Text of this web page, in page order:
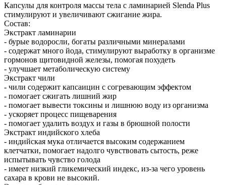
Капсулы для контроля массы тела с ламинарией Slenda Plus
стимулируют и увеличивают сжигание жира.
Состав:
Экстракт ламинарии
- бурые водоросли, богаты различными минералами
- содержат много йода, стимулируют выработку в организме
гормонов щитовидной железы, помогая похудеть
- улучшает метаболическую систему
Экстракт чили
- чили содержит капсаицин с согревающим эффектом
- помогает сжигать лишний жир
- помогает вывести токсины и лишнюю воду из организма
- ускоряет процесс пищеварения
- помогает удалить воздух и газы в брюшной полости
Экстракт индийского хлеба
- индийская мука отличается высоким содержанием
клетчатки, помогает надолго чувствовать сытость, реже
испытывать чувство голода
- имеет низкий гликемический индекс, из-за чего уровень
сахара в крови не высокий.